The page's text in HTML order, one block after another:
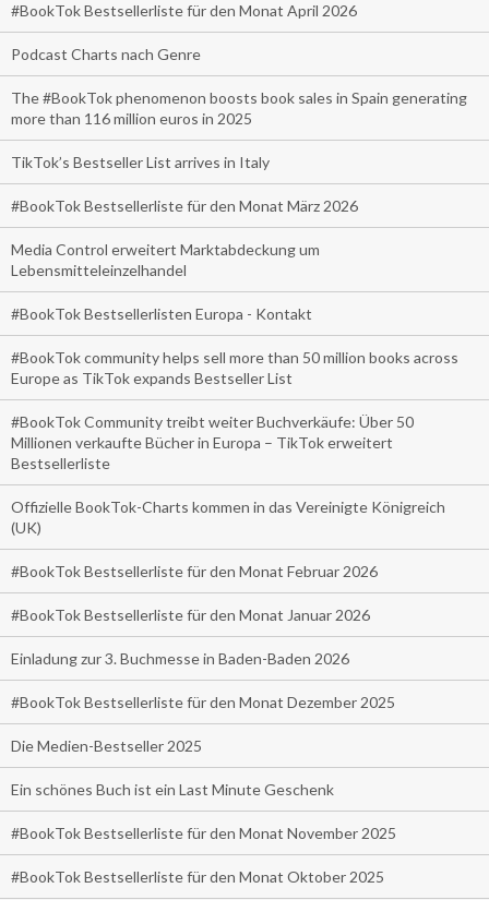
#BookTok Bestsellerliste für den Monat April 2026
Podcast Charts nach Genre
The #BookTok phenomenon boosts book sales in Spain generating
more than 116 million euros in 2025
TikTok’s Bestseller List arrives in Italy
#BookTok Bestsellerliste für den Monat März 2026
Media Control erweitert Marktabdeckung um
Lebensmitteleinzelhandel
#BookTok Bestsellerlisten Europa - Kontakt
#BookTok community helps sell more than 50 million books across
Europe as TikTok expands Bestseller List
#BookTok Community treibt weiter Buchverkäufe: Über 50
Millionen verkaufte Bücher in Europa – TikTok erweitert
Bestsellerliste
Offizielle BookTok-Charts kommen in das Vereinigte Königreich
(UK)
#BookTok Bestsellerliste für den Monat Februar 2026
#BookTok Bestsellerliste für den Monat Januar 2026
Einladung zur 3. Buchmesse in Baden-Baden 2026
#BookTok Bestsellerliste für den Monat Dezember 2025
Die Medien-Bestseller 2025
Ein schönes Buch ist ein Last Minute Geschenk
#BookTok Bestsellerliste für den Monat November 2025
#BookTok Bestsellerliste für den Monat Oktober 2025